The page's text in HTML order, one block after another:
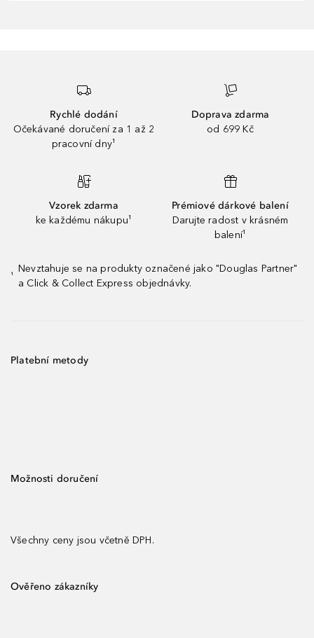
Rychlé dodání
Očekávané doručení za 1 až 2
pracovní dny¹
Doprava zdarma
od 699 Kč
Vzorek zdarma
ke každému nákupu¹
Prémiové dárkové balení
Darujte radost v krásném
balení¹
¹
Nevztahuje se na produkty označené jako "Douglas Partner"
a Click & Collect Express objednávky.
Platební metody
Možnosti doručení
Všechny ceny jsou včetně DPH.
Ověřeno zákazníky